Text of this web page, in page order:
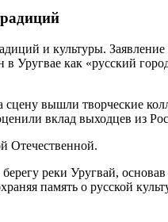
и культуры.
как «русский
вышли творческие
вклад выходцев из
Отечественной.
реки Уругвай,
память о русской